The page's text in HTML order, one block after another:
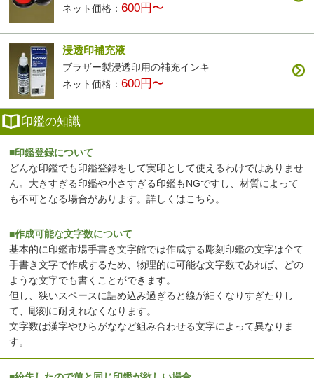
ネット価格：600円〜
浸透印補充液
ブラザー製浸透印用の補充インキ
ネット価格：600円〜
印鑑の知識
■印鑑登録について
どんな印鑑でも印鑑登録をして実印として使えるわけではありませ
ん。大きすぎる印鑑や小さすぎる印鑑もNGですし、材質によって
も不可となる場合があります。詳しくはこちら 。
■作成可能な文字数について
基本的に印鑑市場手書き文字館では作成する彫刻印鑑の文字は全て
手書き文字で作成するため、物理的に可能な文字数であれば、どの
ような文字でも書くことができます。
但し、狭いスペースに詰め込み過ぎると線が細くなりすぎたりし
て、彫刻に耐えれなくなります。
文字数は漢字やひらがななど組み合わせる文字によって異なりま
す。